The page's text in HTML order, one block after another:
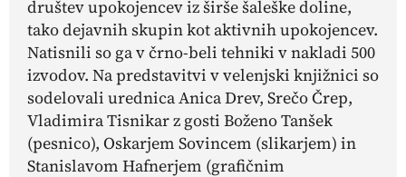
društev upokojencev iz širše šaleške doline,
tako dejavnih skupin kot aktivnih upokojencev.
Natisnili so ga v črno-beli tehniki v nakladi 500
izvodov. Na predstavitvi v velenjski knjižnici so
sodelovali urednica Anica Drev, Srečo Črep,
Vladimira Tisnikar z gosti Boženo Tanšek
(pesnico), Oskarjem Sovincem (slikarjem) in
Stanislavom Hafnerjem (grafičnim